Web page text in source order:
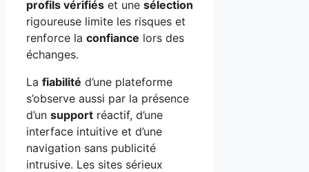
profils vérifiés et une sélection
rigoureuse limite les risques et
renforce la confiance lors des
échanges.
La fiabilité d’une plateforme
s’observe aussi par la présence
d’un support réactif, d’une
interface intuitive et d’une
navigation sans publicité
intrusive. Les sites sérieux